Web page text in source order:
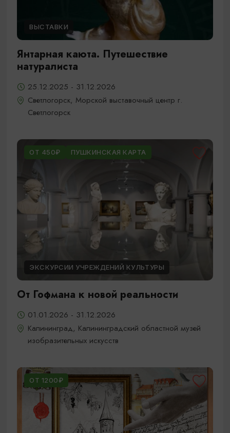
ВЫСТАВКИ
Янтарная каюта. Путешествие
натуралиста
25.12.2025 - 31.12.2026
Светлогорск, Морской выставочный центр г.
Светлогорск
ОТ 450₽ ПУШКИНСКАЯ КАРТА
ЭКСКУРСИИ УЧРЕЖДЕНИЙ КУЛЬТУРЫ
От Гофмана к новой реальности
01.01.2026 - 31.12.2026
Калининград, Калининградский областной музей
изобразительных искусств
ОТ 1200₽